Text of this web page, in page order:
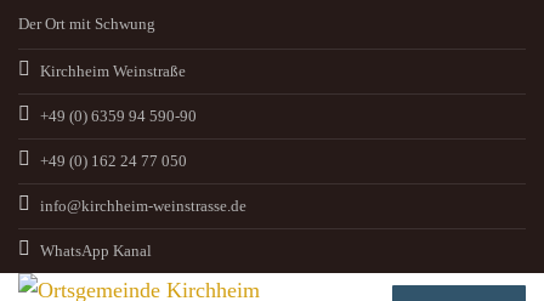
Der Ort mit Schwung
Kirchheim Weinstraße
+49 (0) 6359 94 590-90
+49 (0) 162 24 77 050
info@kirchheim-weinstrasse.de
WhatsApp Kanal